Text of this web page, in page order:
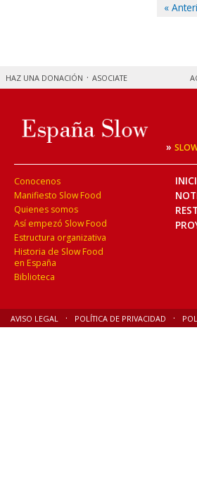
«
HAZ UNA DONACIÓN ASOCIATE
»
Conocenos
Manifiesto Slow Food
Quienes somos
Así empezó Slow Food
Estructura organizativa
Historia de Slow Food
en España
Biblioteca
AVISO LEGAL POLÍTICA DE PRIVACIDAD